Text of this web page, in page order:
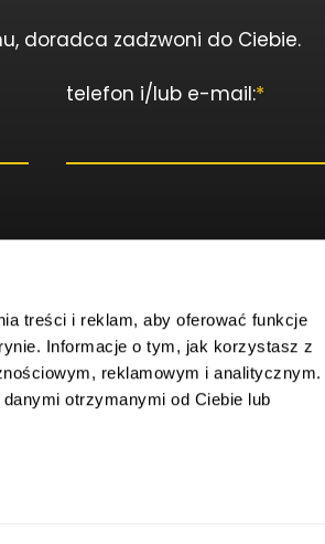
treści i reklam, aby oferować funkcje
Informacje o tym, jak korzystasz z
reklamowym i analitycznym.
otrzymanymi od Ciebie lub
doradca zadzwoni do Ciebie.
telefon i/lub e-mail:*
wyrażasz zgodę na przetwarzanie
i ustalenia zasad ewentualnej
e-mail i/lub numeru telefonu oraz
i Wspólnicy sp. k. z siedzibą w Toruniu
zgodę na przetwarzanie Twoich danych
na adres: rodo@ostrowski-legal.net.
Twojej zgody przed jej